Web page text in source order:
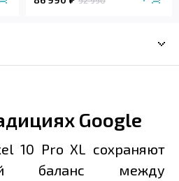
Google
10 Pro XL сохраняют
баланс между